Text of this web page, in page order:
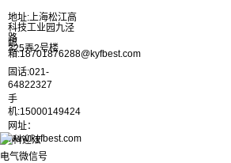
地址:上海松江高
科技工业园九泾
路
325弄2号楼
邮
箱:18701876288@kyfbest.com
固话:021-
64822327
手
机:15000149424
网址：
www.kyfbest.com